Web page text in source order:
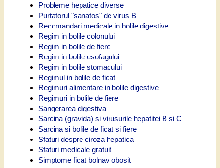
Probleme hepatice diverse
Purtatorul "sanatos" de virus B
Recomandari medicale in bolile digestive
Regim in bolile colonului
Regim in bolile de fiere
Regim in bolile esofagului
Regim in bolile stomacului
Regimul in bolile de ficat
Regimuri alimentare in bolile digestive
Regimuri in bolile de fiere
Sangerarea digestiva
Sarcina (gravida) si virusurile hepatitei B si C
Sarcina si bolile de ficat si fiere
Sfaturi despre ciroza hepatica
Sfaturi medicale gratuit
Simptome ficat bolnav obosit